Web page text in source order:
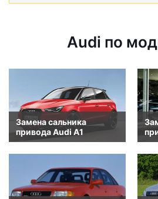
Audi по
Замена сальника
привода Audi A1